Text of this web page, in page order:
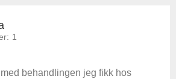
1
behandlingen jeg fikk hos